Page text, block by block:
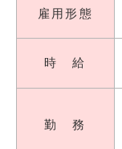
雇用形態
時 給
勤 務